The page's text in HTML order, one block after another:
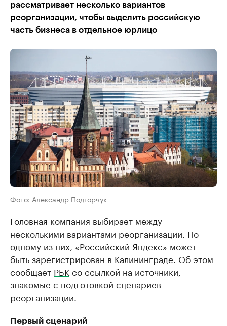
рассматривает несколько вариантов
реорганизации, чтобы выделить российскую
часть бизнеса в отдельное юрлицо
Фото: Александр Подгорчук
Головная компания выбирает между
несколькими вариантами реорганизации. По
одному из них, «Российский Яндекс» может
быть зарегистрирован в Калининграде. Об этом
сообщает РБКсо ссылкой на источники,
знакомые с подготовкой сценариев
реорганизации.
Первый сценарий